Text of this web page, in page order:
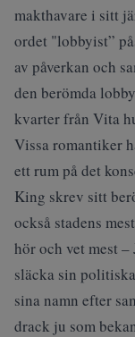
makthavare i sitt
ordet "lobbyist”
av påverkan och
den berömda
kvarter från Vita
Vissa romantiker
ett rum på det
King skrev sitt
också stadens
hör och vet mest –
släcka sin
sina namn efter
drack ju som